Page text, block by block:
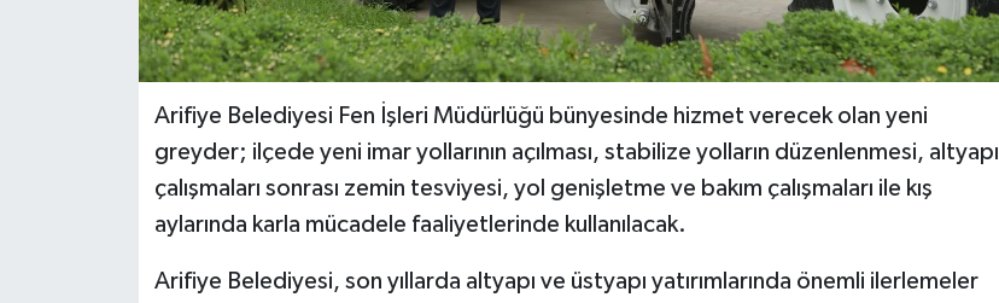
Arifiye Belediyesi Fen İşleri Müdürlüğü bünyesinde hizmet verecek olan yeni
greyder; ilçede yeni imar yollarının açılması, stabilize yolların düzenlenmesi, altyapı
çalışmaları sonrası zemin tesviyesi, yol genişletme ve bakım çalışmaları ile kış
aylarında karla mücadele faaliyetlerinde kullanılacak.
Arifiye Belediyesi, son yıllarda altyapı ve üstyapı yatırımlarında önemli ilerlemeler